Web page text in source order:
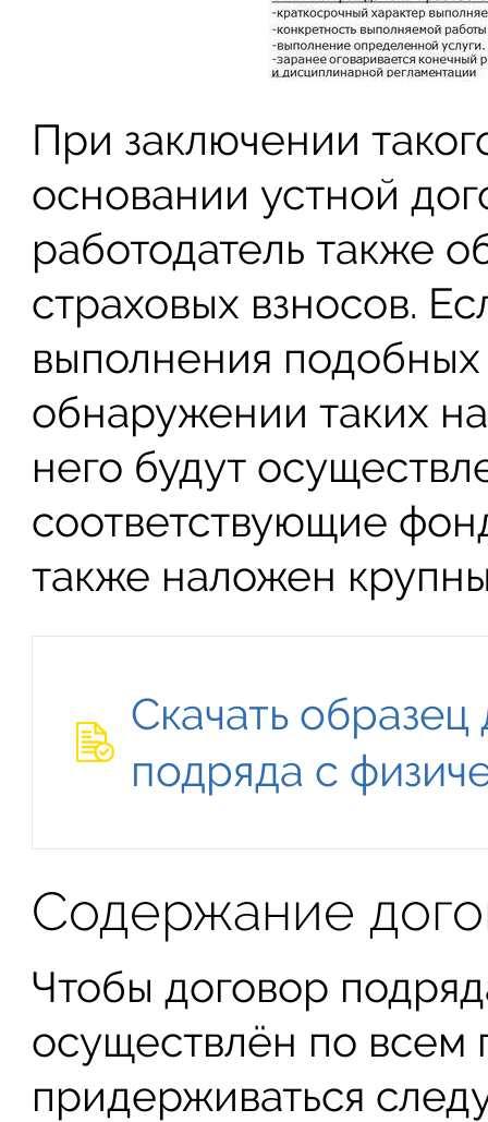
При заключении
основании устной
работодатель также
страховых взносов.
выполнения подобных
обнаружении таких
него будут
соответствующие
также наложен
Скачать
подряда с
Содержание
Чтобы договор
осуществлён по всем
придерживаться